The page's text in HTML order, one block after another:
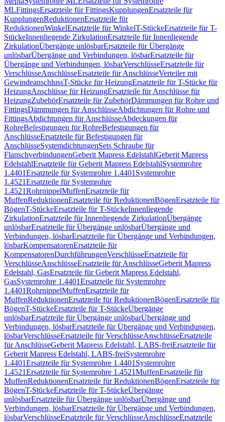
MLFittingsErsatzteile für FittingsKupplungenErsatzteile für
KupplungenReduktionenErsatzteile für
ReduktionenWinkelErsatzteile für WinkelT-StückeErsatzteile für T-
StückeInnenliegende ZirkulationErsatzteile für Innenliegende
ZirkulationÜbergänge unlösbarErsatzteile für Übergänge
unlösbarÜbergänge und Verbindungen, lösbarErsatzteile für
Übergänge und Verbindungen, lösbarVerschlüsseErsatzteile für
VerschlüsseAnschlüsseErsatzteile für AnschlüsseVerteiler mit
GewindeanschlussT-Stücke für HeizungErsatzteile für T-Stücke für
HeizungAnschlüsse für HeizungErsatzteile für Anschlüsse für
HeizungZubehörErsatzteile für ZubehörDämmungen für Rohre und
FittingsDämmungen für AnschlüsseAbdichtungen für Rohre und
FittingsAbdichtungen für AnschlüsseAbdeckungen für
RohreBefestigungen für RohreBefestigungen für
AnschlüsseErsatzteile für Befestigungen für
AnschlüsseSystemdichtungenSets Schraube für
FlanschverbindungenGeberit Mapress EdelstahlGeberit Mapress
EdelstahlErsatzteile für Geberit Mapress EdelstahlSystemrohre
1.4401Ersatzteile für Systemrohre 1.4401 Systemrohre
1.4521Ersatzteile für Systemrohre
1.4521RohrnippelMuffenErsatzteile für
MuffenReduktionenErsatzteile für ReduktionenBögenErsatzteile für
BögenT-StückeErsatzteile für T-StückeInnenliegende
ZirkulationErsatzteile für Innenliegende ZirkulationÜbergänge
unlösbarErsatzteile für Übergänge unlösbarÜbergänge und
Verbindungen, lösbarErsatzteile für Übergänge und Verbindungen,
lösbarKompensatorenErsatzteile für
KompensatorenDurchführungenVerschlüsseErsatzteile für
VerschlüsseAnschlüsseErsatzteile für AnschlüsseGeberit Mapress
Edelstahl, GasErsatzteile für Geberit Mapress Edelstahl,
GasSystemrohre 1.4401Ersatzteile für Systemrohre
1.4401RohrnippelMuffenErsatzteile für
MuffenReduktionenErsatzteile für ReduktionenBögenErsatzteile für
BögenT-StückeErsatzteile für T-StückeÜbergänge
unlösbarErsatzteile für Übergänge unlösbarÜbergänge und
Verbindungen, lösbarErsatzteile für Übergänge und Verbindungen,
lösbarVerschlüsseErsatzteile für VerschlüsseAnschlüsseErsatzteile
für AnschlüsseGeberit Mapress Edelstahl, LABS-freiErsatzteile für
Geberit Mapress Edelstahl, LABS-freiSystemrohre
1.4401Ersatzteile für Systemrohre 1.4401 Systemrohre
1.4521Ersatzteile für Systemrohre 1.4521MuffenErsatzteile für
MuffenReduktionenErsatzteile für ReduktionenBögenErsatzteile für
BögenT-StückeErsatzteile für T-StückeÜbergänge
unlösbarErsatzteile für Übergänge unlösbarÜbergänge und
Verbindungen, lösbarErsatzteile für Übergänge und Verbindungen,
lösbarVerschlüsseErsatzteile für VerschlüsseAnschlüsseErsatzteile